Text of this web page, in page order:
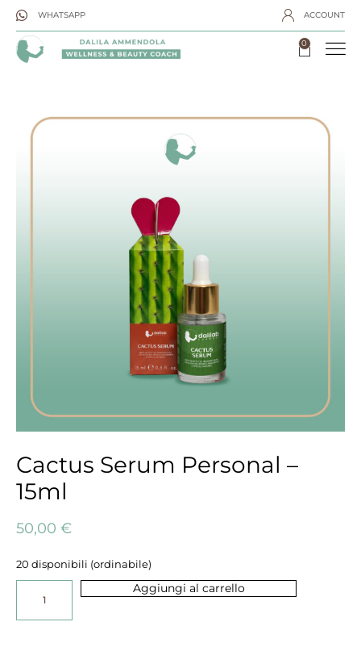
WHATSAPP ACCOUNT
0
Cactus Serum Personal –
15ml
50,00 €
20 disponibili (ordinabile)
Aggiungi al carrello